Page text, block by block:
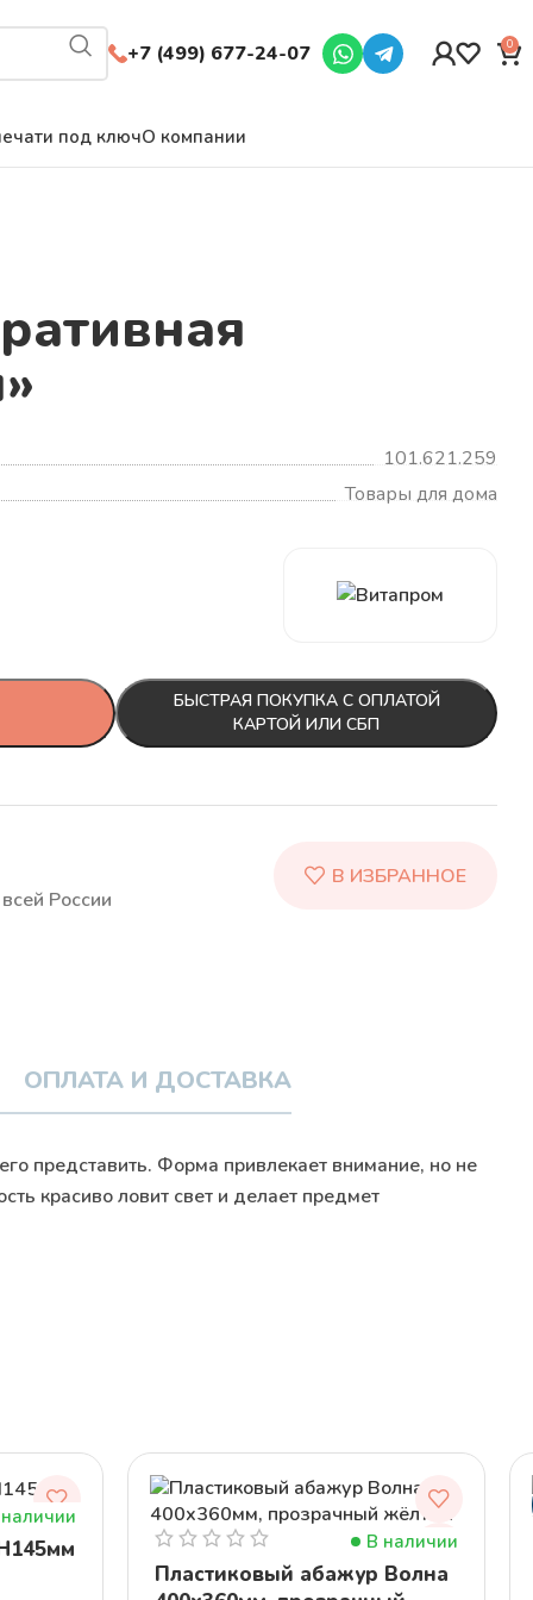
+7 (499) 677-24-07 0
под ключО компании
БЫСТРАЯ ПОКУПКА С ОПЛАТОЙ
КАРТОЙ ИЛИ СБП
России
101.621.259
Товары для дома
ОПЛАТА И ДОСТАВКА
представить. Форма привлекает внимание, но не
красиво ловит свет и делает предмет
Пластиковый абажур Волна
В наличии